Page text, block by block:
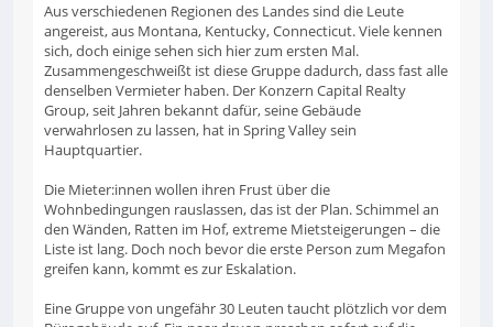
Aus verschiedenen Regionen des Landes sind die Leute
angereist, aus Montana, Kentucky, Connecticut. Viele kennen
sich, doch einige sehen sich hier zum ersten Mal.
Zusammengeschweißt ist diese Gruppe dadurch, dass fast alle
denselben Vermieter haben. Der Konzern Capital Realty
Group, seit Jahren bekannt dafür, seine Gebäude
verwahrlosen zu lassen, hat in Spring Valley sein
Hauptquartier.
Die Mieter:innen wollen ihren Frust über die
Wohnbedingungen rauslassen, das ist der Plan. Schimmel an
den Wänden, Ratten im Hof, extreme Mietsteigerungen – die
Liste ist lang. Doch noch bevor die erste Person zum Megafon
greifen kann, kommt es zur Eskalation.
Eine Gruppe von ungefähr 30 Leuten taucht plötzlich vor dem